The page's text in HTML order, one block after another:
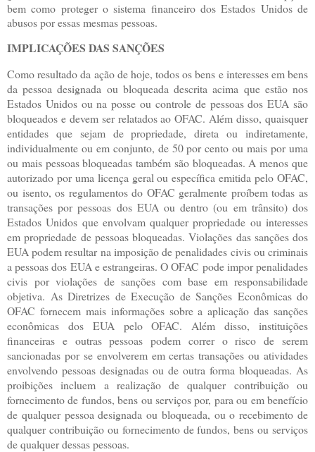
bem como proteger o sistema financeiro dos Estados Unidos de
abusos por essas mesmas pessoas.
IMPLICAÇÕES DAS SANÇÕES
Como resultado da ação de hoje, todos os bens e interesses em bens
da pessoa designada ou bloqueada descrita acima que estão nos
Estados Unidos ou na posse ou controle de pessoas dos EUA são
bloqueados e devem ser relatados ao OFAC. Além disso, quaisquer
entidades que sejam de propriedade, direta ou indiretamente,
individualmente ou em conjunto, de 50 por cento ou mais por uma
ou mais pessoas bloqueadas também são bloqueadas. A menos que
autorizado por uma licença geral ou específica emitida pelo OFAC,
ou isento, os regulamentos do OFAC geralmente proíbem todas as
transações por pessoas dos EUA ou dentro (ou em trânsito) dos
Estados Unidos que envolvam qualquer propriedade ou interesses
em propriedade de pessoas bloqueadas. Violações das sanções dos
EUA podem resultar na imposição de penalidades civis ou criminais
a pessoas dos EUA e estrangeiras. O OFAC pode impor penalidades
civis por violações de sanções com base em responsabilidade
objetiva. As Diretrizes de Execução de Sanções Econômicas do
OFAC fornecem mais informações sobre a aplicação das sanções
econômicas dos EUA pelo OFAC. Além disso, instituições
financeiras e outras pessoas podem correr o risco de serem
sancionadas por se envolverem em certas transações ou atividades
envolvendo pessoas designadas ou de outra forma bloqueadas. As
proibições incluem a realização de qualquer contribuição ou
fornecimento de fundos, bens ou serviços por, para ou em benefício
de qualquer pessoa designada ou bloqueada, ou o recebimento de
qualquer contribuição ou fornecimento de fundos, bens ou serviços
de qualquer dessas pessoas.